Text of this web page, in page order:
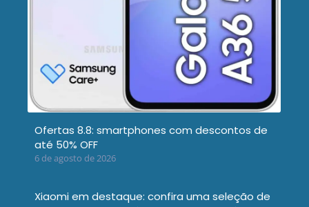
Ofertas 8.8: smartphones com descontos de
até 50% OFF
6 de agosto de 2026
Xiaomi em destaque: confira uma seleção de